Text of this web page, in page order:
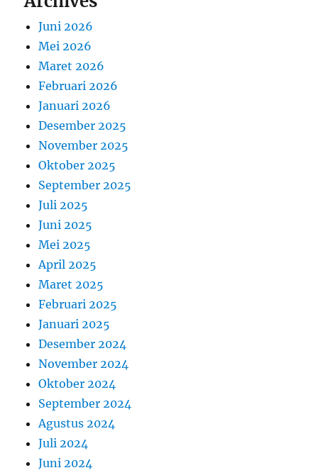
Juni 2026
Mei 2026
Maret 2026
Februari 2026
Januari 2026
Desember 2025
November 2025
Oktober 2025
September 2025
Juli 2025
Juni 2025
Mei 2025
April 2025
Maret 2025
Februari 2025
Januari 2025
Desember 2024
November 2024
Oktober 2024
September 2024
Agustus 2024
Juli 2024
Juni 2024